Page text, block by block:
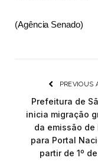
(Agência Senado)
PREVIOUS
Prefeitura de
inicia migração
da emissão de
para Portal
partir de 1º